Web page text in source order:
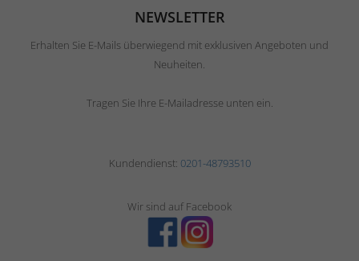
NEWSLETTER
Erhalten Sie E-Mails überwiegend mit exklusiven Angeboten und
Neuheiten.
Tragen Sie Ihre E-Mailadresse unten ein.
Kundendienst: 0201-48793510
Wir sind auf Facebook